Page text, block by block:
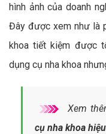
hình ảnh của doanh
Đây được xem như là
khoa tiết kiệm được
dụng cụ nha khoa
Xem
cụ nha khoa